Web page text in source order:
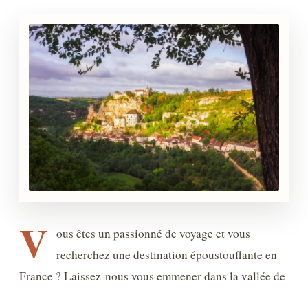
V ous êtes un passionné de voyage et vous
recherchez une destination époustouflante en
France ? Laissez-nous vous emmener dans la vallée de